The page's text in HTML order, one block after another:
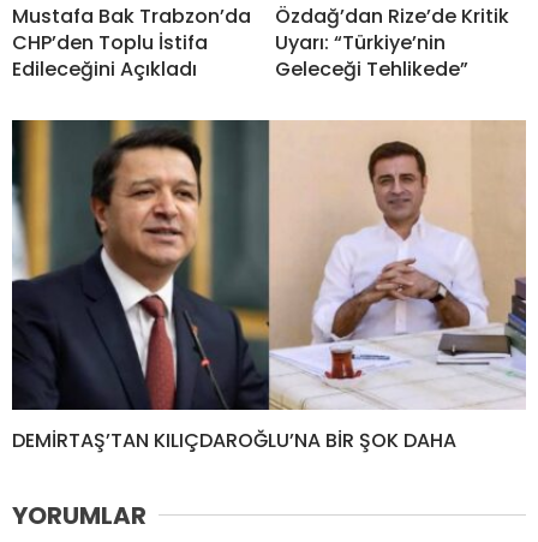
Mustafa Bak Trabzon’da
CHP’den Toplu İstifa
Edileceğini Açıkladı
Özdağ’dan Rize’de Kritik
Uyarı: “Türkiye’nin
Geleceği Tehlikede”
DEMİRTAŞ’TAN KILIÇDAROĞLU’NA BİR ŞOK DAHA
YORUMLAR